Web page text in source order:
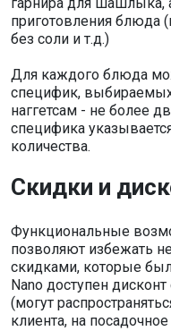
гарнира для шашлыка,
приготовления блюда
без соли и т.д.)
Для каждого блюда
специфик,
наггетсам - не более
специфика
количества.
Скидки и
Функциональные
позволяют избежать
скидками, которые
Nano доступен
(могут
клиента, на